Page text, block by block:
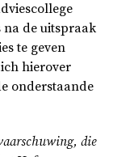
na de uitspraak
te geven
hierover
onderstaande
die